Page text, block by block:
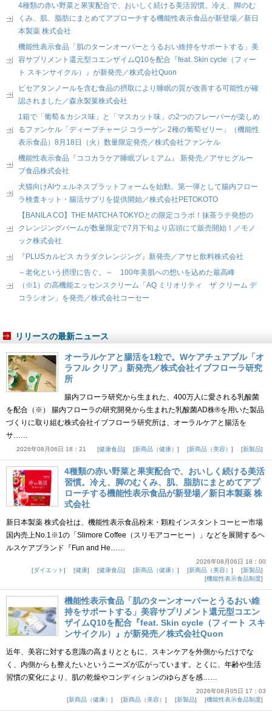
4種類の赤い野菜と果実配合で、おいしく続ける美活習慣。冷え、脚のむ
くみ、肌、脂肪にまとめてアプローチする機能性表示食品が新登場／新日
本製薬 株式会社
機能性表示食品「肌のターンオーバーとうるおい維持をサポートする」美
容サプリメント還元型コエンザイムQ10を配合『feat. Skin cycle（フィー
ト スキンサイクル）』が新発売／株式会社Quon
ピセアタンノールを含む食品の摂取により睡眠の質が改善する可能性が確
認されました／森永製菓株式会社
1箱で「葡萄＆カシス味」と「マスカット味」の2つのフレーバーが楽しめ
るファンケル「ディープチャージ コラーゲン 2種の葡萄ゼリー」（機能性
表示食品）8月18日（火）数量限定発売／株式会社ファンケル
機能性表示食品『ココカラケア睡眠プレミアム』 新発売／アサヒグルー
プ食品株式会社
犬猫向けAIウェルネスプラットフォームを始動。第一弾として腸内フロー
ラ検査キット・腸活サプリを提供開始／株式会社PETOKOTO
【BANILA CO】THE MATCHA TOKYOとの限定コラボ！抹茶ラテ発想の
クレンジングバームが数量限定で7月下旬より店頭にて販売開始！／モノ
ック株式会社
『PLUSカルピス カラダクレンジング』新発売／アサヒ飲料株式会社
～老化という摂理に告ぐ。～ 100年美肌への想いを込めた最高峰
（※1）の高機能エッセンスクリーム「AQ ミリオリティ ザ クリーム デ
コラシオン」を発売／株式会社コーセー
リリースの最新ニュース
オーラルケアと腸活を1粒で。Wケアチュアブル「オ
ラフル クリア」新発売／株式会社イブフローラ研究
所
腸内フローラ研究から生まれた、400万人に愛される乳酸菌
を配合（※） 腸内フローラの研究開発から生まれた乳酸菌AD株®を用いた製品
づくりに取り組む株式会社イブフローラ研究所は、オーラルケアと腸活を
サ……
2026年08月06日 18：21 健康食品 新商品（健康） 新商品（美容） 新製品
4種類の赤い野菜と果実配合で、おいしく続ける美活
習慣。冷え、脚のむくみ、肌、脂肪にまとめてアプ
ローチする機能性表示食品が新登場／新日本製薬 株
式会社
新日本製薬 株式会社は、機能性表示食品粉末・顆粒インスタントコーヒー市場
国内売上No.1※1の「Slimore Coffee（スリモアコーヒー）」などを展開するヘ
ルスケアブランド『Fun and He……
2026年08月06日 18：00
ダイエット
健康 健康食品 新商品（健康） 新商品（美容）
新製品
機能性表示食品制度
機能性表示食品「肌のターンオーバーとうるおい維
持をサポートする」美容サプリメント還元型コエン
ザイムQ10を配合『feat. Skin cycle（フィート スキ
ンサイクル）』が新発売／株式会社Quon
近年、美容に対する意識の高まりとともに、スキンケアを外側からだけでな
く、内側からも整えたいというニーズが広がっています。とくに、年齢や生活
習慣の変化により、肌の乾燥やコンディションのゆらぎを感……
2026年08月05日 17：03
新商品（健康）
新商品（美容） 新製品 機能性表示食品制度